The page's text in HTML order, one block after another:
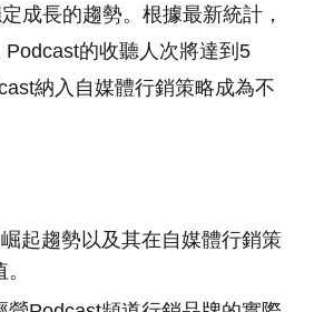
成長的趨勢。根據最新統計，
的收聽人次將達到5
納入自媒體行銷策略成為不
起趨勢以及其在自媒體行銷策